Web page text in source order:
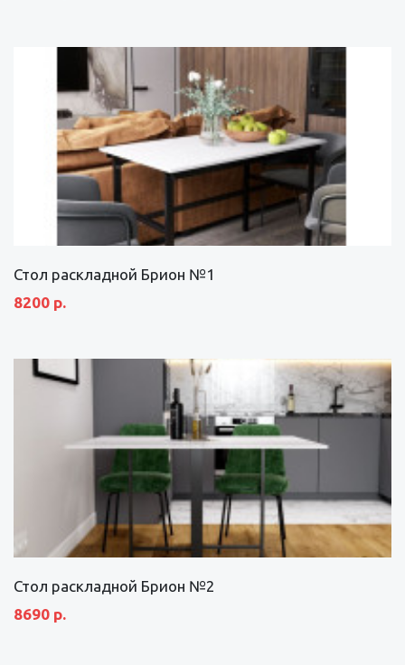
Стол раскладной Брион №1
8200 р.
Стол раскладной Брион №2
8690 р.